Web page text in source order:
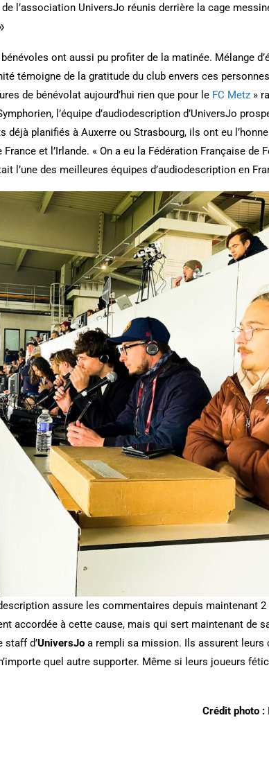
l’association UniversJo réunis derrière la cage
ont aussi pu profiter de la matinée. Mélange
témoigne de la gratitude du club envers ces
de bénévolat aujourd’hui rien que pour le FC Metz »
l’équipe d’audiodescription d’UniversJo
planifiés à Auxerre ou Strasbourg, ils ont eu
et l’Irlande. « On a eu la Fédération Française
l’une des meilleures équipes d’audiodescription en
assure les commentaires depuis maintenant 2
accordée à cette cause, mais qui sert maintenant de
staff d’UniversJo a rempli sa mission. Ils assurent leurs
quel autre supporter. Même si leurs joueurs
Crédit photo :